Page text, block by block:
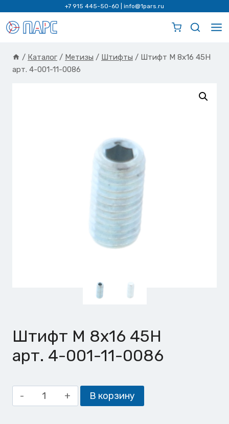
содержимому
+7 915 445-50-60 info@1pars.ru
/ Каталог / Метизы / Штифты / Штифт М 8х16 45H
арт. 4-001-11-0086
Штифт М 8х16 45H
арт. 4-001-11-0086
Количество
товара
В корзину